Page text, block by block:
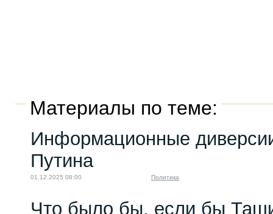
Материалы по теме:
Информационные
Путина
01.12.2025 08:00 Политика
Что было бы, если бы